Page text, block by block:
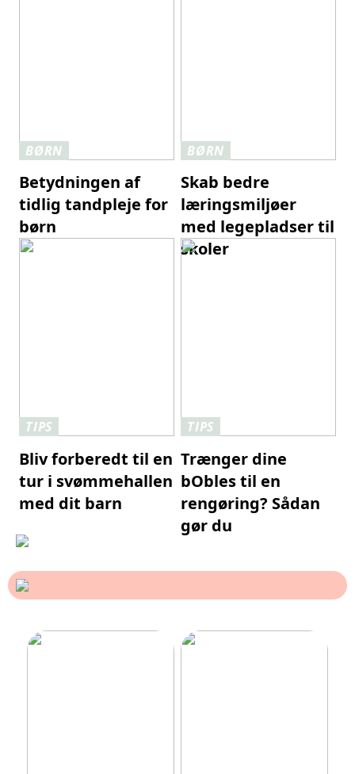
BØRN
Betydningen af
tidlig tandpleje for
børn
BØRN
Skab bedre
læringsmiljøer
med legepladser til
skoler
TIPS
Bliv forberedt til en
tur i svømmehallen
med dit barn
TIPS
Trænger dine
bObles til en
rengøring? Sådan
gør du